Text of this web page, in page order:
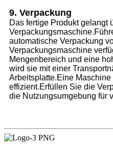
9. Verpackung
Das fertige Produkt gelangt
automatische Verpackung
Verpackungsmaschine
Mengenbereich und eine
wird sie mit einer
Arbeitsplatte.Eine
effizient.Erfüllen Sie die
die Nutzungsumgebung für